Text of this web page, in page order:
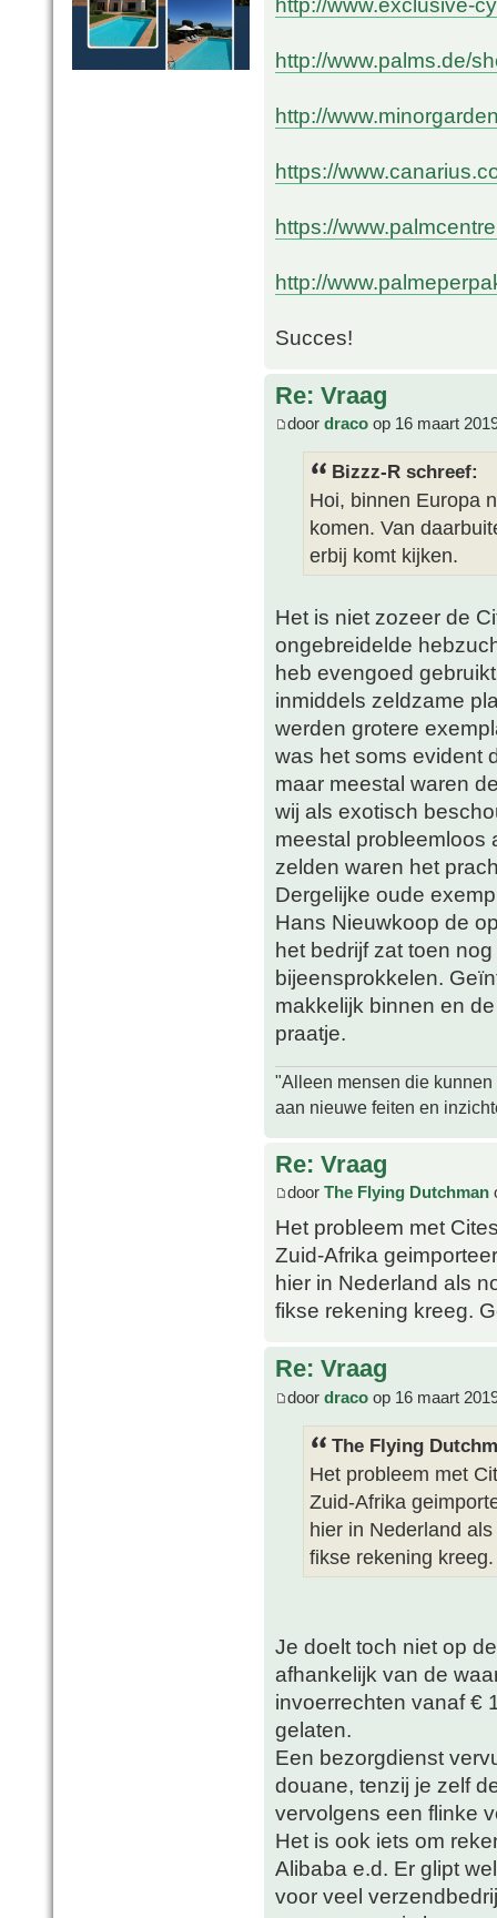
http://www.palms.de/
http://
https://
https://
http://
Succes!
Re: Vraag
door draco op 16 maart
Bizzz-R schreef:
Hoi, binnen Europa
komen. Van
erbij komt kijken.
Het is niet zozeer de
ongebreidelde
heb evengoed
inmiddels zeldzame
werden grotere
was het soms evident
maar meestal waren
wij als exotisch
meestal probleemloos
zelden waren het
Dergelijke oude
Hans Nieuwkoop de
het bedrijf zat toen
bijeensprokkelen.
makkelijk binnen en
praatje.
"Alleen mensen die
aan nieuwe feiten en
Re: Vraag
door The Flying Dutchman
Het probleem met
Zuid-Afrika
hier in Nederland als
fikse rekening kreeg.
Re: Vraag
door draco op 16 maart
The Flying
Het probleem met
Zuid-Afrika
hier in Nederland
fikse rekening
Je doelt toch niet op
afhankelijk van de
invoerrechten vanaf €
gelaten.
Een bezorgdienst
douane, tenzij je zelf
vervolgens een flinke
Het is ook iets om
Alibaba e.d. Er glipt
voor veel